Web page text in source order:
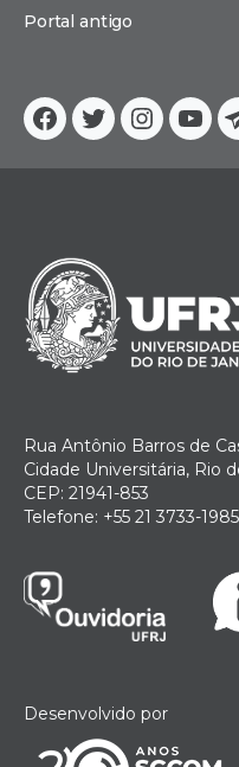
Facebook
Twitter
Portal antigo
Rua Antônio Barros de
Cidade Universitária, Rio
CEP: 21941-853
Telefone: +55 21 3733-1985
Desenvolvido por